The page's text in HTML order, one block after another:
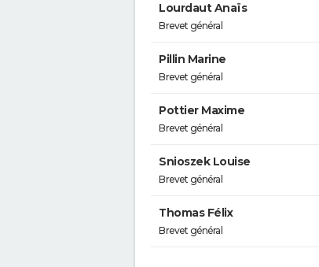
Lourdaut Anaïs
Brevet général
Pillin Marine
Brevet général
Pottier Maxime
Brevet général
Snioszek Louise
Brevet général
Thomas Félix
Brevet général